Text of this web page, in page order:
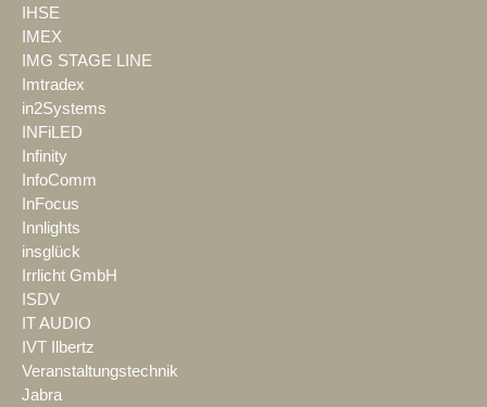
IHSE
IMEX
IMG STAGE LINE
Imtradex
in2Systems
INFiLED
Infinity
InfoComm
InFocus
Innlights
insglück
Irrlicht GmbH
ISDV
IT AUDIO
IVT Ilbertz
Veranstaltungstechnik
Jabra